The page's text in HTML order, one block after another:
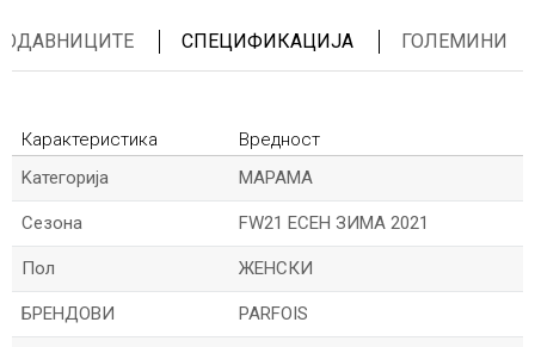
СПЕЦИФИКАЦИЈА ГОЛЕМИНИ
Карактеристика
Вредност
Kатегорија
МАРАМА
Сезона FW21 ЕСЕН ЗИМА 2021
Пол ЖЕНСКИ
БРЕНДОВИ PARFOIS